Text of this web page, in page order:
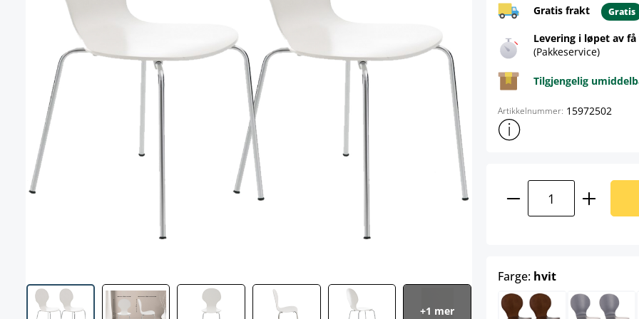
+1 mer
Gratis frakt Gratis
Levering i løpet av
(Pakkeservice)
Tilgjengelig
Artikkelnummer: 15972502
Vis mer produktinformasjon
Farge: hvitselect